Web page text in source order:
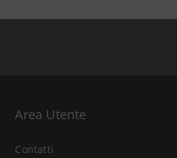
Area Utente
Contatti